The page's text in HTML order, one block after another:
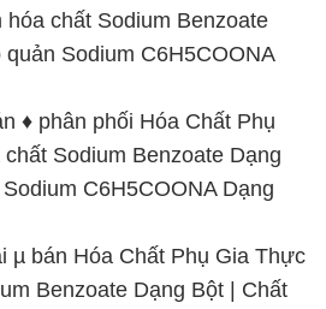
chất Sodium Benzoate
Sodium C6H5COONA
♦ phân phối Hóa Chất Phụ
Sodium Benzoate Dạng
C6H5COONA Dạng
µ bán Hóa Chất Phụ Gia Thực
Benzoate Dạng Bột | Chất